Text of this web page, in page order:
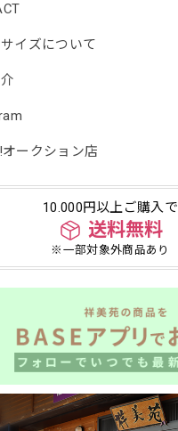
イズについて
ークション店
10.000円以上ご購入で
送料無料
※一部対象外商品あり